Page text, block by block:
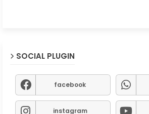
SOCIAL PLUGIN
facebook
instagram